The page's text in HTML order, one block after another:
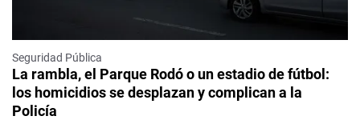
Seguridad Pública
La rambla, el Parque Rodó o un estadio de fútbol:
los homicidios se desplazan y complican a la
Policía